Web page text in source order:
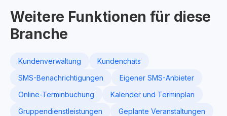
Weitere Funktionen für diese
Branche
Kundenverwaltung
Kundenchats
SMS-Benachrichtigungen
Eigener SMS-Anbieter
Online-Terminbuchung
Kalender und Terminplan
Gruppendienstleistungen
Geplante Veranstaltungen